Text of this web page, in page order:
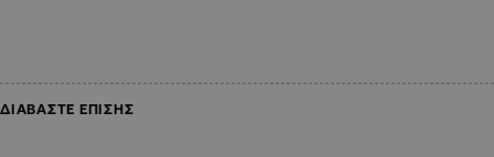
ΔΙΑΒΑΣΤΕ ΕΠΙΣΗΣ